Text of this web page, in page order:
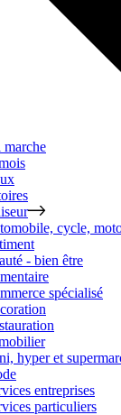
marche
cycle,
- bien être
spécialisé
hyper et
entreprises
particuliers